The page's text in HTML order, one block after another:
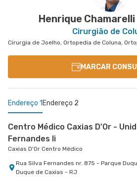
Henrique
Cirurgião de
MARCAR
Endereço 1 Endereço 2
Centro Médico Caxias D'Or -
Fernandes Ii
Caxias D'Or Centro Médico
Rua Silva Fernandes nr. 875 - Parque
Duque de Caxias - RJ